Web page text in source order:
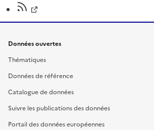
Données ouvertes
Thématiques
Données de référence
Catalogue de données
Suivre les publications des données
Portail des données européennes